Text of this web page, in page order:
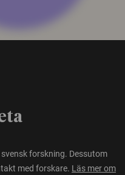
forskning. Dessutom
med forskare. Läs mer om